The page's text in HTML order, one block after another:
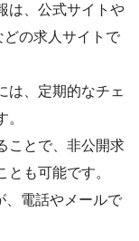
は、公式サイトや
どの求人サイトで
は、定期的なチェ
ことで、非公開求
も可能です。
、電話やメールで